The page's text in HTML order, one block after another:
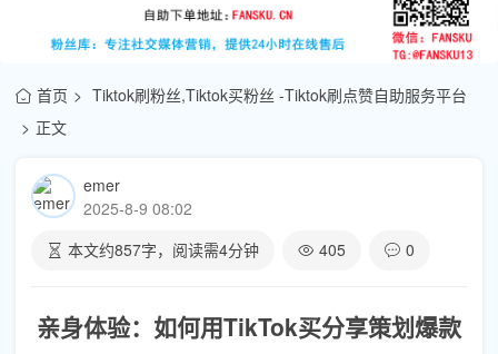
首页
Tiktok刷粉丝,Tiktok买粉丝 -Tiktok刷点赞自助服务平台
正文
emer
2025-8-9 08:02
本文约857字，阅读需4分钟 405 0
亲身体验：如何用TikTok买分享策划爆款